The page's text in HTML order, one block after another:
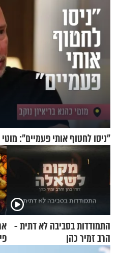
"ניסו לחטוף אותי פעמיים": מוטי
התמודדות בסביבה לא דתית -
הרב זמיר כהן